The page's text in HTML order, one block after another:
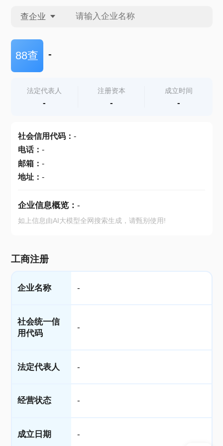
查企业
查企业
查产地
88查 -
法定代表人
-
注册资本
-
成立时间
-
社会信用代码： -
电话： -
邮箱： -
地址： -
企业信息概览： -
如上信息由AI大模型全网搜索生成，请甄别使用!
工商注册
企业名称 -
社会统一信
用代码
-
法定代表人 -
经营状态 -
成立日期 -